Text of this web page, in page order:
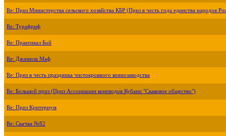
Re: Приз Министерства сельского хозяйства КБР (Приз в честь года единства народов
Re: Турафриф
Re: Практикал Бой
Re: Джамила Маф
Re: Приз в честь праздника чистокровного коннозаводства
Re: Большой приз (Приз Ассоциации коневодов Кубани "Скаковое общество")
Re: Приз Критериум
Re: Скачка №82